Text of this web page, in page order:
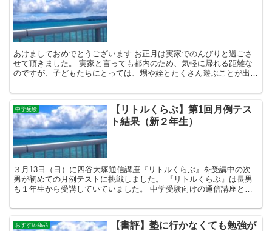
あけましておめでとうございます お正月は実家でのんびりと過ごさ
せて頂きました。 実家と言っても都内のため、気軽に帰れる距離な
のですが、子どもたちにとっては、甥や姪とたくさん遊ぶことが出来
中学受験
【リトルくらぶ】第1回月例テス
ト結果（新２年生）
３月13日（日）に四谷大塚通信講座『リトルくらぶ』を受講中の次
男が初めての月例テストに挑戦しました。 『リトルくらぶ』は長男
も１年生から受講していていました。 中学受験向けの通信講座とし
おすすめ商品
【書評】塾に行かなくても勉強が